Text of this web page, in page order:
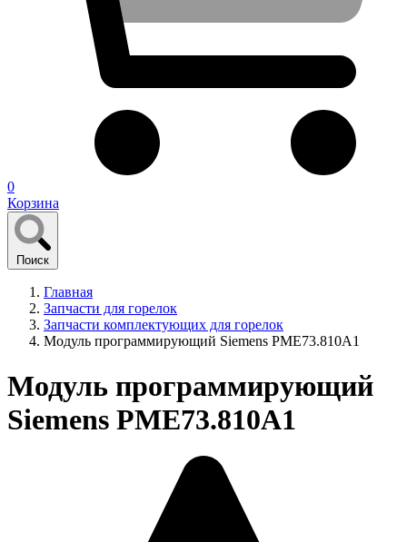
0
Корзина
Поиск
Главная
Запчасти для горелок
Запчасти комплектующих для горелок
Модуль программирующий Siemens PME73.810A1
Модуль программирующий
Siemens PME73.810A1